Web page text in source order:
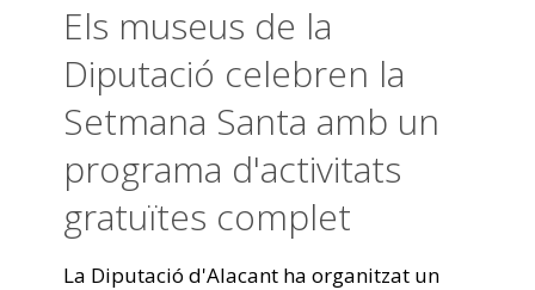
Els museus de la
Diputació celebren la
Setmana Santa amb un
programa d'activitats
gratuïtes complet
La Diputació d'Alacant ha organitzat un